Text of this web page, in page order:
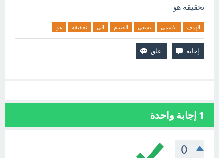
تحقيقه هو
الهدف الاسمى يسعى الصيام الى تحقيقه هو
1 إجابة واحدة
0